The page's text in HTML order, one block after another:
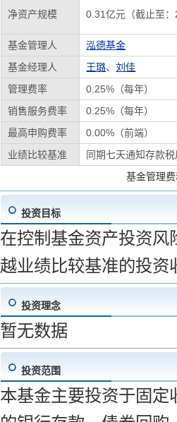
净资产规模 0.31亿元（截止至
基金管理人
泓德基金
基金经理人
王璐、刘佳
管理费率
0.25%（每年）
销售服务费率
0.25%（每年）
最高申购费率
0.00%（前端）
业绩比较基准
同期七天通知存款
基金管理
投资目标
在控制基金资产投资
越业绩比较基准的投资
投资理念
暂无数据
投资范围
本基金主要投资于固